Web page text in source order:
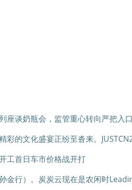
座谈奶瓶会，监管重心转向严把入
彩的文化盛宴正纷至沓来。
金行）。炭炭云现在是农闲时